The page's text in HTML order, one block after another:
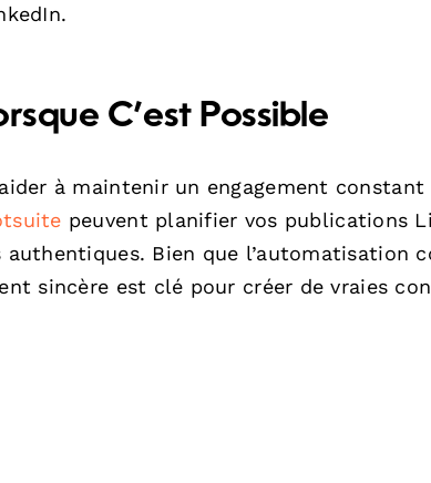
C’est Possible
à maintenir un engagement
peuvent planifier vos publications
Bien que l’automatisation
sincère est clé pour créer de vraies